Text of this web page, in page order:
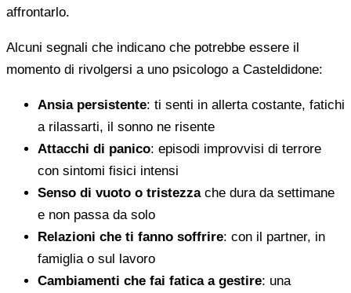
affrontarlo.
Alcuni segnali che indicano che potrebbe essere il
momento di rivolgersi a uno psicologo a Casteldidone:
Ansia persistente: ti senti in allerta costante, fatichi
a rilassarti, il sonno ne risente
Attacchi di panico: episodi improvvisi di terrore
con sintomi fisici intensi
Senso di vuoto o tristezzache dura da settimane
e non passa da solo
Relazioni che ti fanno soffrire: con il partner, in
famiglia o sul lavoro
Cambiamenti che fai fatica a gestire: una